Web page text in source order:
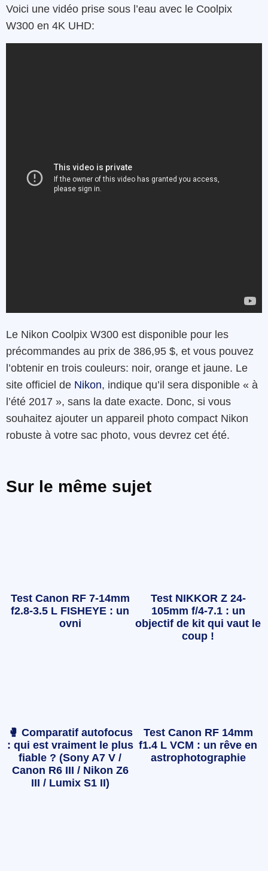
Voici une vidéo prise sous l’eau avec le Coolpix
W300 en 4K UHD:
Le Nikon Coolpix W300 est disponible pour les
précommandes au prix de 386,95 $, et vous pouvez
l’obtenir en trois couleurs: noir, orange et jaune. Le
site officiel de Nikon, indique qu’il sera disponible « à
l’été 2017 », sans la date exacte. Donc, si vous
souhaitez ajouter un appareil photo compact Nikon
robuste à votre sac photo, vous devrez cet été.
Sur le même sujet
Test Canon RF 7-14mm
f2.8-3.5 L FISHEYE : un
ovni
Test NIKKOR Z 24-
105mm f/4-7.1 : un
objectif de kit qui vaut le
coup !
🥊 Comparatif autofocus
: qui est vraiment le plus
fiable ? (Sony A7 V /
Canon R6 III / Nikon Z6
III / Lumix S1 II)
Test Canon RF 14mm
f1.4 L VCM : un rêve en
astrophotographie